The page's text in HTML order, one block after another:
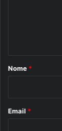
r
*
Nome *
Email *